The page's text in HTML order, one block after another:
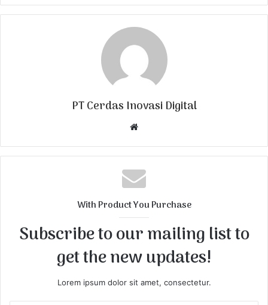
PT Cerdas Inovasi Digital
b
s
i
With Product You Purchase
Subscribe to our mailing list to
get the new updates!
Lorem ipsum dolor sit amet, consectetur.